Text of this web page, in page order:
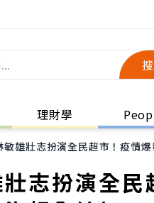
理財學
雄壯志扮演全民超市！疫情
志扮演全